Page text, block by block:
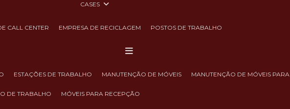
CASES
CALL CENTER EMPRESA DE RECICLAGEM POSTOS DE TRABALHO
ESTAÇÕES DE TRABALHO MANUTENÇÃO DE MÓVEIS MANUTENÇÃO DE MÓVEIS
DE TRABALHO MÓVEIS PARA RECEPÇÃO